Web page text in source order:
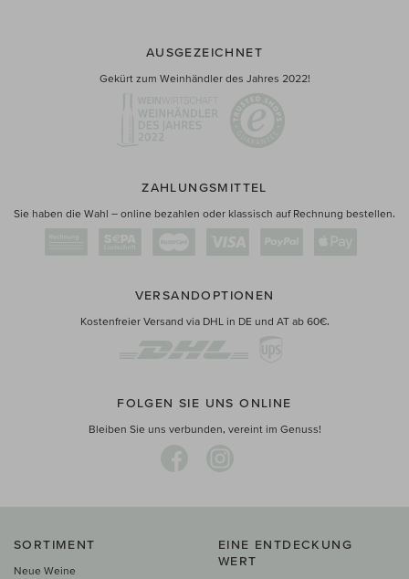
AUSGEZEICHNET
Gekürt zum Weinhändler des Jahres 2022!
ZAHLUNGSMITTEL
Sie haben die Wahl – online bezahlen oder klassisch auf Rechnung bestellen.
VERSANDOPTIONEN
Kostenfreier Versand via DHL in DE und AT ab 60€.
FOLGEN SIE UNS ONLINE
Bleiben Sie uns verbunden, vereint im Genuss!
SORTIMENT
Neue Weine
EINE ENTDECKUNG
WERT